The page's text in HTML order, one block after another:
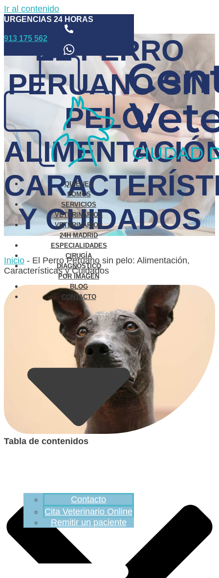
Ir al contenido
URGENCIAS 24 HORAS
913 175 562
QUIÉNES
SOMOS
SERVICIOS
VETERINARIOS
VETERINARIOS
24H MADRID
ESPECIALIDADES
CIRUGÍA
DIAGNÓSTICO
POR IMAGEN
BLOG
CONTACTO
Contacto
Cita Veterinario Online
Remitir un paciente
EL PERRO
PERUANO SIN
PELO:
Y CUIDADOS
Inicio - El Perro Peruano sin pelo: Alimentación,
Características y Cuidados
Tabla de contenidos